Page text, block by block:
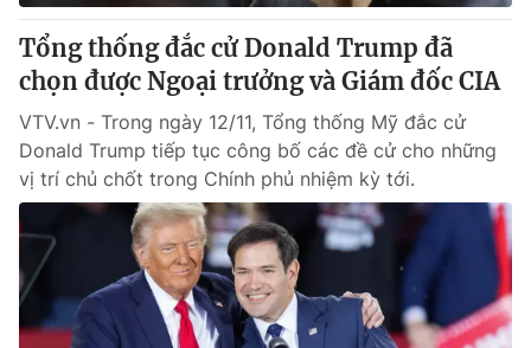
Chuyên mục khác
Emagazine Podcast
Photo Infographic
Video Shorts video
VTV Money VTV Thể thao
VTV Sức khoẻ Bất động sản
Tổng thống đắc cử Donald Trump đã
chọn được Ngoại trưởng và Giám đốc CIA
VTV.vn - Trong ngày 12/11, Tổng thống Mỹ đắc cử
Donald Trump tiếp tục công bố các đề cử cho những
vị trí chủ chốt trong Chính phủ nhiệm kỳ tới.